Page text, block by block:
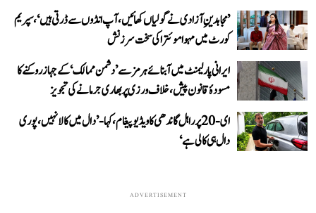
’مجاہدینِ آزادی نے گولیاں کھائیں، آپ انڈوں سے ڈرتی ہیں‘، سپریم
کورٹ میں مہوا موئترا کی سخت سرزنش
ایرانی پارلیمنٹ میں آبنائے ہرمز سے ’دشمن ممالک‘ کے جہاز روکنے کا
مسودۂ قانون پیش، خلاف ورزی پر بھاری جرمانے کی تجویز
ای-20 پر راہل گاندھی کا ویڈیو پیغام، کہا- ’دال میں کالا نہیں، پوری
دال ہی کالی ہے‘
ADVERTISEMENT